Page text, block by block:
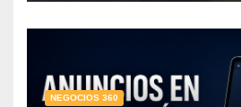
NEGOCIOS 360